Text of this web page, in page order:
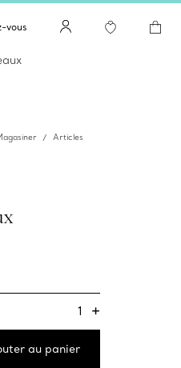
vous
Articles
1 +
au panier